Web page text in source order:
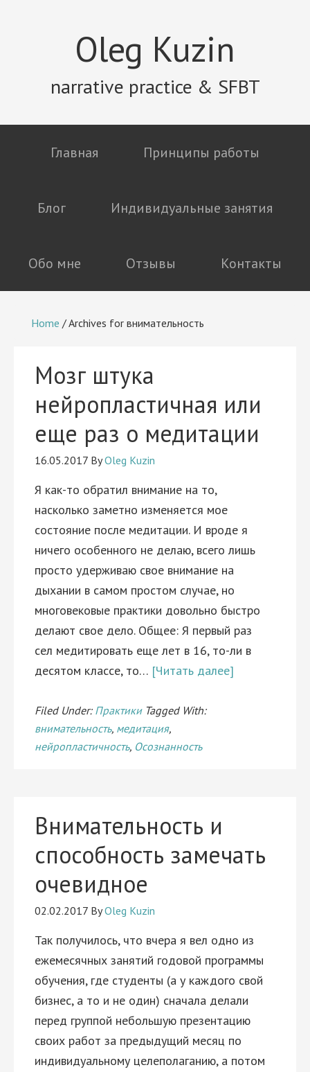
Oleg Kuzin
narrative practice & SFBT
Главная Принципы работы
Блог Индивидуальные занятия
Обо мне Отзывы Контакты
Home /Archives for внимательность
Мозг штука
нейропластичная или
еще раз о медитации
16.05.2017 ByOleg Kuzin
Я как-то обратил внимание на то,
насколько заметно изменяется мое
состояние после медитации. И вроде я
ничего особенного не делаю, всего лишь
просто удерживаю свое внимание на
дыхании в самом простом случае, но
многовековые практики довольно быстро
делают свое дело. Общее: Я первый раз
сел медитировать еще лет в 16, то-ли в
десятом классе, то… [Читать далее]
Filed Under: Практики Tagged With:
внимательность, медитация,
нейропластичность, Осознанность
Внимательность и
способность замечать
очевидное
02.02.2017 ByOleg Kuzin
Так получилось, что вчера я вел одно из
ежемесячных занятий годовой программы
обучения, где студенты (а у каждого свой
бизнес, а то и не один) сначала делали
перед группой небольшую презентацию
своих работ за предыдущий месяц по
индивидуальному целеполаганию, а потом